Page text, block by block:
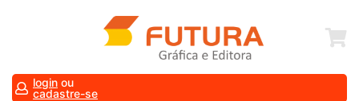
login ou
cadastre-se